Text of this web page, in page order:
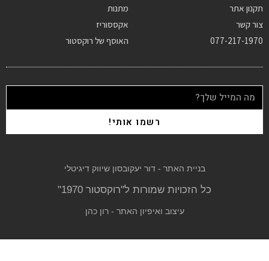
תקנון אתר
צור קשר
077-217-1970
מתנות
אקססוריז
האוסף של רוקסטור
רשמו אותי!
בניית האתר - דור יעקובסון שיווק דיגיטלי
כל הזכויות שמורות ל"רוקסטור 1970"
עיצוב ואיפיון האתר - רון כהן